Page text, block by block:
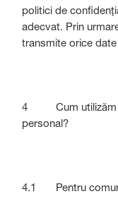
politici de
adecvat. Prin
transmite orice
4 Cum utilizăm
personal?
4.1 Pentru